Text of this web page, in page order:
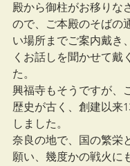
殿から御柱がお移りな
ので、ご本殿のそばの
い場所までご案内戴き
くお話しを聞かせて戴
た。
興福寺もそうですが、
歴史が古く、創建以来
しました。
奈良の地で、国の繁栄
願い、幾度かの戦火に